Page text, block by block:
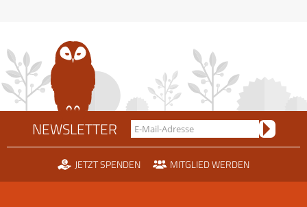
Scheidtobelbahn
NEWSLETTER
JETZT SPENDEN MITGLIED WERDEN